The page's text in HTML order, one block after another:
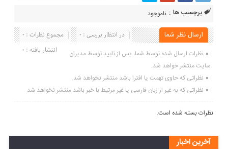
برچسب ها : ناموجود
ارسال نظر شما مجموع نظرات : 0
در انتظار بررسی : 0
انتشار یافته : 0
نظرات ارسال شده توسط شما، پس از تایید توسط مدیران
سایت منتشر خواهد شد.
نظراتی که حاوی تهمت یا افترا باشد منتشر نخواهد شد.
نظراتی که به غیر از زبان فارسی یا غیر مرتبط با خبر باشد منتشر نخواهد شد.
نظرات بسته شده است.
آخرین اخبار